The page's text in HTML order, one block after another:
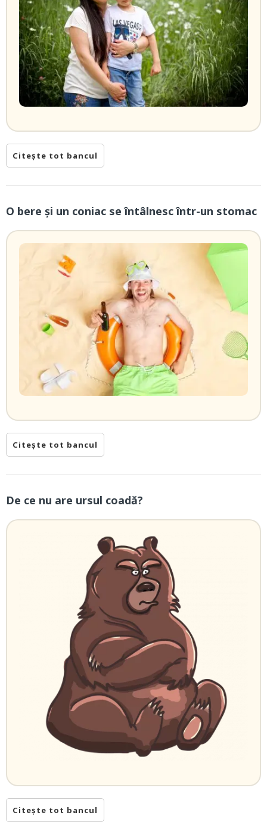
Citește tot bancul
O bere și un coniac se întâlnesc într-un stomac
Citește tot bancul
De ce nu are ursul coadă?
Citește tot bancul